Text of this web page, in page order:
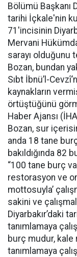
Bölümü Başkanı
tarihi İçkale'nin
71'incisinin
Mervani
sarayı olduğunu
Bozan, bundan
Sıbt İbnü’l-
kaynakların
örtüştüğünü
Haber Ajansı
Bozan, sur
anda 18 tane
bakıldığında 82
“100 tane burç
restorasyon ve
mottosuyla’
sakini ve
Diyarbakır’daki
tanımlamaya
burç mudur, kale
tanımlamaya